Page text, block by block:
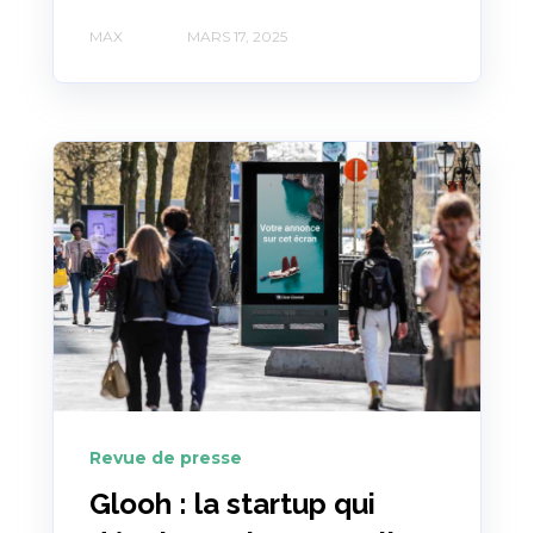
MAX MARS 17, 2025
Revue de presse
Glooh : la startup qui